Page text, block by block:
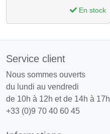
En stock
Service client
Nous sommes ouverts
du lundi au vendredi
de 10h à 12h et de 14h à 17h
+33 (0)9 70 40 60 45